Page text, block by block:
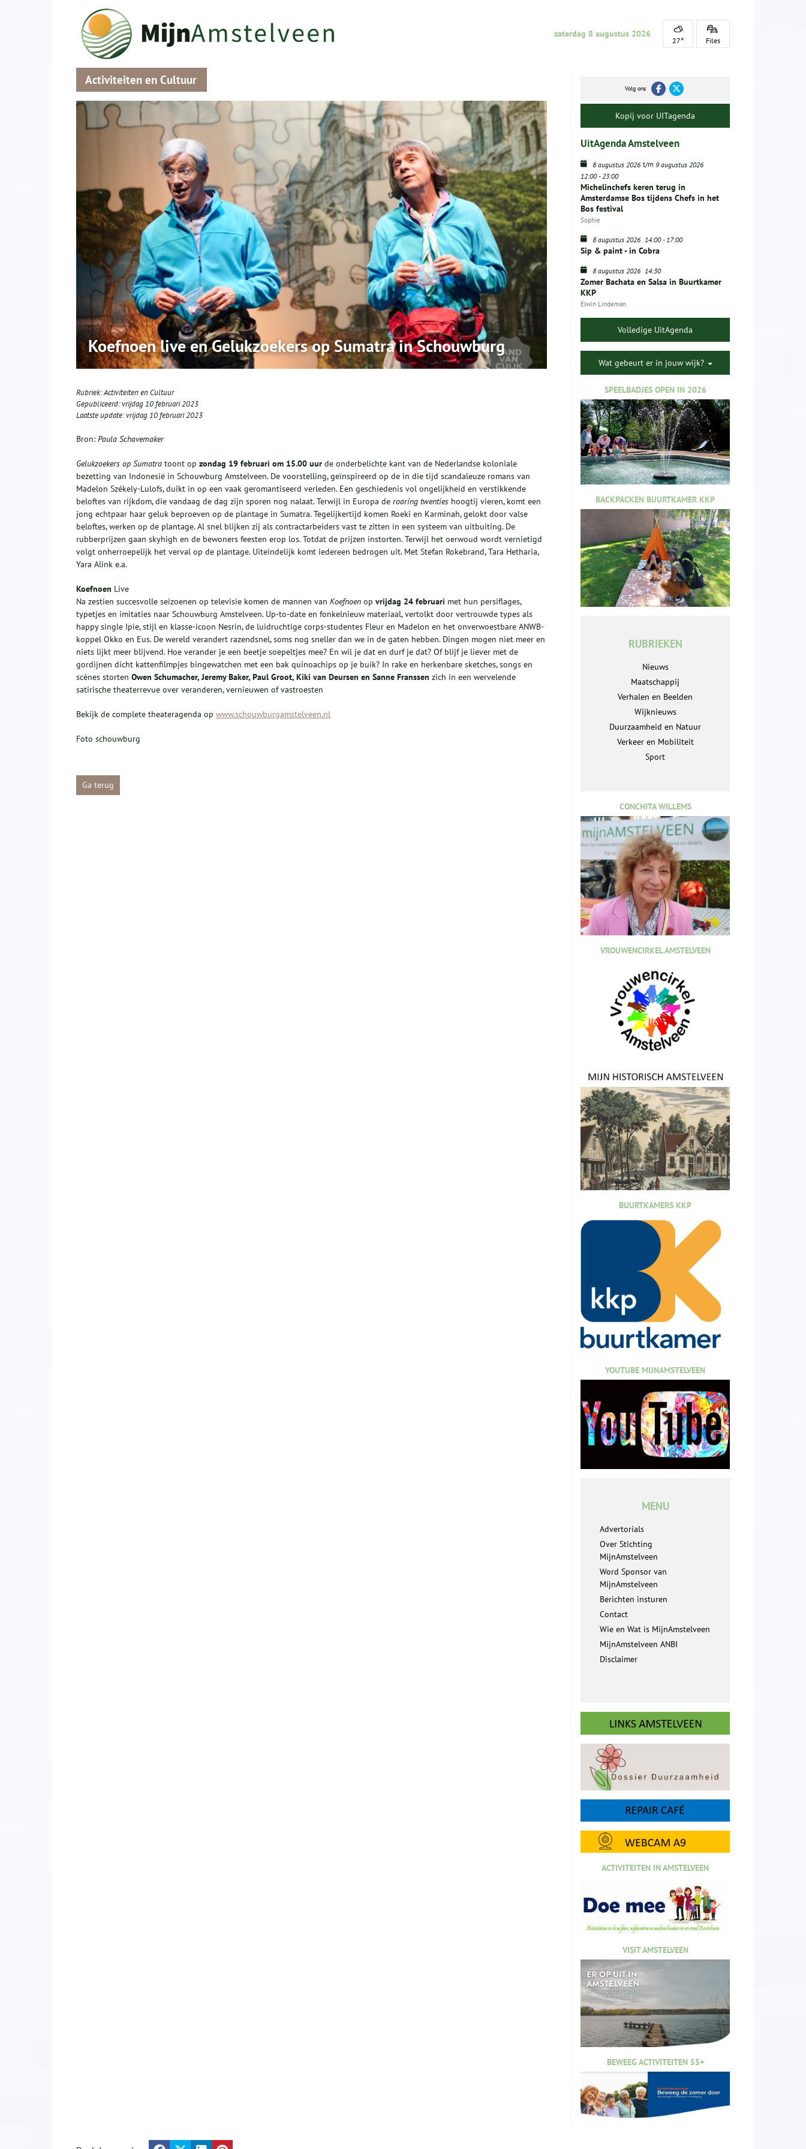
zaterdag 8 augustus 2026
27° Files
Activiteiten en Cultuur
Koefnoen live en Gelukzoekers op Sumatra in Schouwburg
Rubriek:Activiteiten en Cultuur
Gepubliceerd:vrijdag 10 februari 2023
Laatste update:vrijdag 10 februari 2023
Bron: Paula Schavemaker
Gelukzoekers op Sumatra toont op zondag 19 februari om 15.00 uur de onderbelichte kant van de Nederlandse koloniale
bezetting van Indonesië in Schouwburg Amstelveen. De voorstelling, geïnspireerd op de in die tijd scandaleuze romans van
Madelon Székely-Lulofs, duikt in op een vaak geromantiseerd verleden. Een geschiedenis vol ongelijkheid en verstikkende
beloftes van rijkdom, die vandaag de dag zijn sporen nog nalaat. Terwijl in Europa de roaring twenties hoogtij vieren, komt een
jong echtpaar haar geluk beproeven op de plantage in Sumatra. Tegelijkertijd komen Roeki en Karminah, gelokt door valse
beloftes, werken op de plantage. Al snel blijken zij als contractarbeiders vast te zitten in een systeem van uitbuiting. De
rubberprijzen gaan skyhigh en de bewoners feesten erop los. Totdat de prijzen instorten. Terwijl het oerwoud wordt vernietigd
volgt onherroepelijk het verval op de plantage. Uiteindelijk komt iedereen bedrogen uit. Met Stefan Rokebrand, Tara Hetharia,
Yara Alink e.a.
Koefnoen Live
Na zestien succesvolle seizoenen op televisie komen de mannen van Koefnoen op vrijdag 24 februari met hun persiflages,
typetjes en imitaties naar Schouwburg Amstelveen. Up-to-date en fonkelnieuw materiaal, vertolkt door vertrouwde types als
happy single Ipie, stijl en klasse-icoon Nesrin, de luidruchtige corps-studentes Fleur en Madelon en het onverwoestbare ANWB-
koppel Okko en Eus. De wereld verandert razendsnel, soms nog sneller dan we in de gaten hebben. Dingen mogen niet meer en
niets lijkt meer blijvend. Hoe verander je een beetje soepeltjes mee? En wil je dat en durf je dat? Of blijf je liever met de
gordijnen dicht kattenfilmpjes bingewatchen met een bak quinoachips op je buik? In rake en herkenbare sketches, songs en
scènes storten Owen Schumacher, Jeremy Baker, Paul Groot, Kiki van Deursen en Sanne Franssen zich in een wervelende
satirische theaterrevue over veranderen, vernieuwen of vastroesten
Bekijk de complete theateragenda op www.schouwburgamstelveen.nl
Foto schouwburg
Ga terug
Volg ons
Kopij voor UITagenda
UitAgenda Amstelveen
8 augustus 2026 t/m 9 augustus 2026
12:00-23:00
Michelinchefs keren terug in
Amsterdamse Bos tijdens Chefs in het
Bos festival
Sophie
8 augustus 2026 14:00-17:00
Sip & paint - in Cobra
8 augustus 2026 14:30
Zomer Bachata en Salsa in Buurtkamer
KKP
Elwin Lindeman
Volledige UitAgenda
Wat gebeurt er in jouw wijk?
SPEELBADJES OPEN IN 2026
BACKPACKEN BUURTKAMER KKP
RUBRIEKEN
Nieuws
Maatschappij
Verhalen en Beelden
Wijknieuws
Duurzaamheid en Natuur
Verkeer en Mobiliteit
Sport
CONCHITA WILLEMS
VROUWENCIRKEL AMSTELVEEN
BUURTKAMERS KKP
YOUTUBE MIJNAMSTELVEEN
MENU
Advertorials
Over Stichting
MijnAmstelveen
Word Sponsor van
MijnAmstelveen
Berichten insturen
Contact
Wie en Wat is MijnAmstelveen
MijnAmstelveen ANBI
Disclaimer
ACTIVITEITEN IN AMSTELVEEN
VISIT AMSTELVEEN
BEWEEG ACTIVITEITEN 55+